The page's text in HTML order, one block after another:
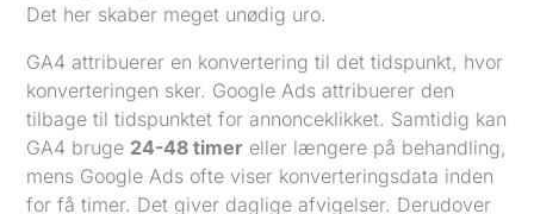
Det her skaber meget unødig uro.
GA4 attribuerer en konvertering til det tidspunkt, hvor
konverteringen sker. Google Ads attribuerer den
tilbage til tidspunktet for annonceklikket. Samtidig kan
GA4 bruge 24-48 timer eller længere på behandling,
mens Google Ads ofte viser konverteringsdata inden
for få timer. Det giver daglige afvigelser. Derudover